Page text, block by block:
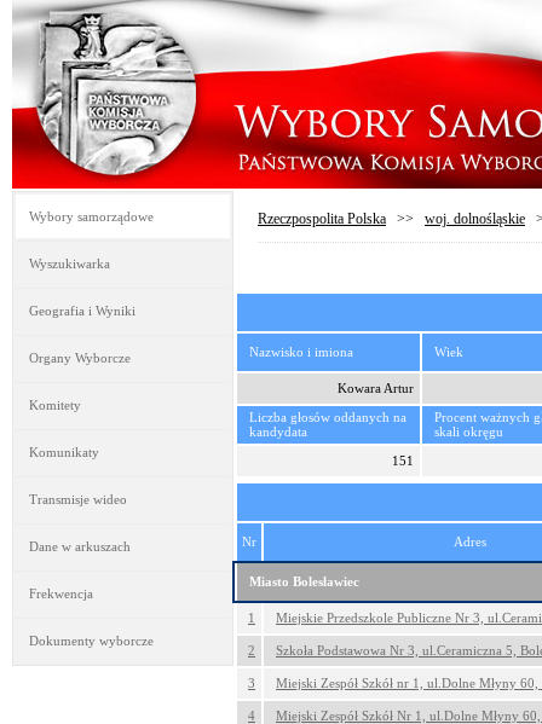
Wybory samorządowe
Wyszukiwarka
Geografia i Wyniki
Organy Wyborcze
Komitety
Komunikaty
Transmisje wideo
Dane w arkuszach
Frekwencja
Dokumenty wyborcze
Rzeczpospolita Polska >> woj. dolnośląskie
Nazwisko i imiona Wiek
Kowara Artur
Liczba głosów oddanych na
kandydata
Procent ważnych
skali okręgu
151
Nr Adres
Miasto Bolesławiec
1 Miejskie Przedszkole Publiczne Nr 3,
2 Szkoła Podstawowa Nr 3, ul.Ceramiczna 5,
3 Miejski Zespół Szkół nr 1, ul.Dolne Młyny 60,
4 Miejski Zespół Szkół Nr 1, ul.Dolne Młyny 60,